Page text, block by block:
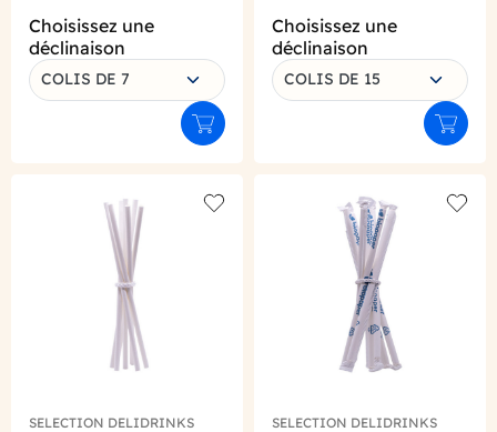
Choisissez une
déclinaison
COLIS DE 7
Ajouter au panier
Choisissez une
déclinaison
COLIS DE 15
SELECTION DELIDRINKS SELECTION DELIDRINKS